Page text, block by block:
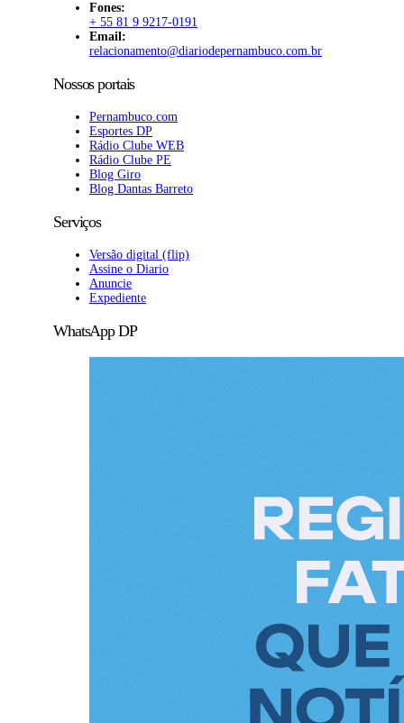
Fones:
+ 55 81 9 9217-0191
Email:
relacionamento@diariodepernambuco.com.br
Nossos portais
Pernambuco.com
Esportes DP
Rádio Clube WEB
Rádio Clube PE
Blog Giro
Blog Dantas Barreto
Serviços
Versão digital (flip)
Assine o Diario
Anuncie
Expediente
WhatsApp DP